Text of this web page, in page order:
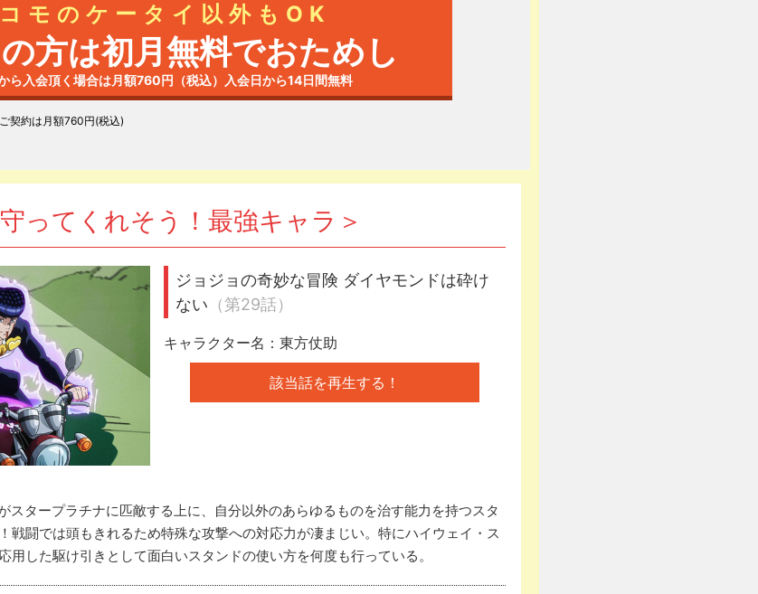
コモのケータイ以外もOK
方は初月無料でおためし
ら入会頂く場合は月額760円（税込） 入会日から14日間無料
契約は月額760円(税込)
ってくれそう！最強キャラ＞
ジョジョの奇妙な冒険 ダイヤモンドは砕け
ない （第29話）
キャラクター名：東方仗助
該当話を再生する！
タープラチナに匹敵する上に、自分以外のあらゆるものを治す能力を持つスタ
戦闘では頭もきれるため特殊な攻撃への対応力が凄まじい。特にハイウェイ・ス
用した駆け引きとして面白いスタンドの使い方を何度も行っている。